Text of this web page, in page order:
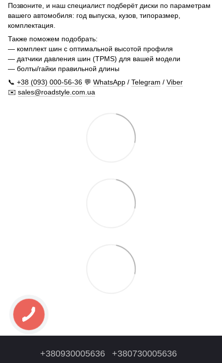
Позвоните, и наш специалист подберёт диски по параметрам
вашего автомобиля: год выпуска, кузов, типоразмер,
комплектация.
Также поможем подобрать:
— комплект шин с оптимальной высотой профиля
— датчики давления шин (TPMS) для вашей модели
— болты/гайки правильной длины
📞 +38 (093) 000-56-36 💬 WhatsApp / Telegram / Viber
✉️ sales@roadstyle.com.ua
+380930005636 +380730005636